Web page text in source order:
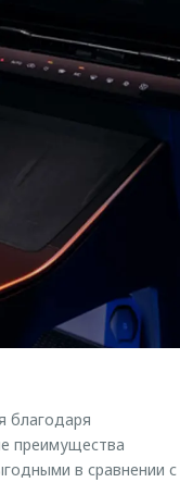
благодаря
преимущества
в сравнении с